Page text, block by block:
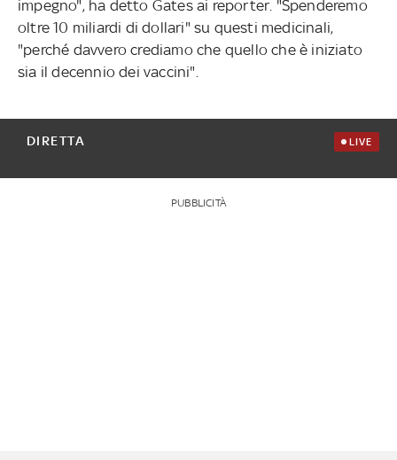
impegno", ha detto Gates ai reporter. "Spenderemo
oltre 10 miliardi di dollari" su questi medicinali,
"perché davvero crediamo che quello che è iniziato
sia il decennio dei vaccini".
DIRETTA LIVE
PUBBLICITÀ